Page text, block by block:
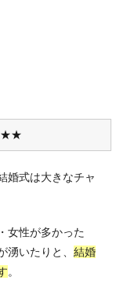
婚式は大きなチャ
女性が多かった
湧いたりと、 結婚
。